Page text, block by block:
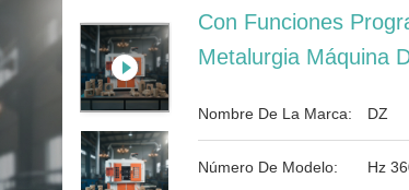
Con Funciones
Metalurgia Máquina
Nombre De La Marca: DZ
Número De Modelo: Hz